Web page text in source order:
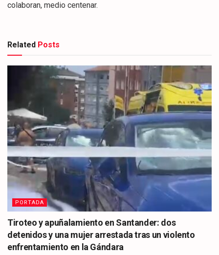
colaboran, medio centenar.
Related Posts
PORTADA
Tiroteo y apuñalamiento en Santander: dos
detenidos y una mujer arrestada tras un violento
enfrentamiento en la Gándara